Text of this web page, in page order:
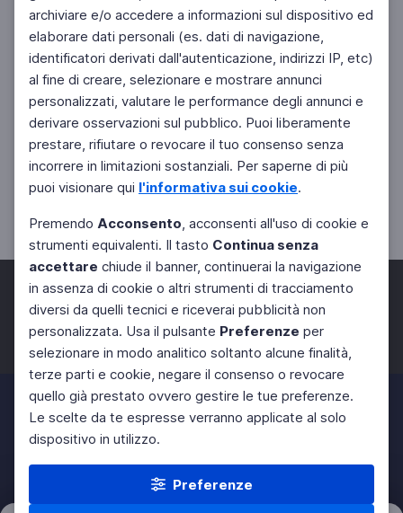
archiviare e/o accedere a informazioni sul dispositivo ed
elaborare dati personali (es. dati di navigazione,
identificatori derivati dall'autenticazione, indirizzi IP, etc)
al fine di creare, selezionare e mostrare annunci
personalizzati, valutare le performance degli annunci e
derivare osservazioni sul pubblico. Puoi liberamente
prestare, rifiutare o revocare il tuo consenso senza
incorrere in limitazioni sostanziali. Per saperne di più
puoi visionare qui l'informativa sui cookie.
Premendo Acconsento, acconsenti all'uso di cookie e
strumenti equivalenti. Il tasto Continua senza
accettare chiude il banner, continuerai la navigazione
in assenza di cookie o altri strumenti di tracciamento
diversi da quelli tecnici e riceverai pubblicità non
personalizzata. Usa il pulsante Preferenze per
selezionare in modo analitico soltanto alcune finalità,
terze parti e cookie, negare il consenso o revocare
quello già prestato ovvero gestire le tue preferenze.
Le scelte da te espresse verranno applicate al solo
dispositivo in utilizzo.
Preferenze
Facebook Twitter Instagram